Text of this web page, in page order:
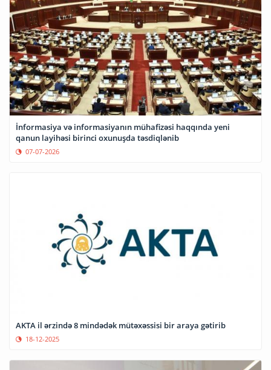
İnformasiya və informasiyanın mühafizəsi haqqında yeni
qanun layihəsi birinci oxunuşda təsdiqlənib
07-07-2026
AKTA il ərzində 8 mindədək mütəxəssisi bir araya gətirib
18-12-2025